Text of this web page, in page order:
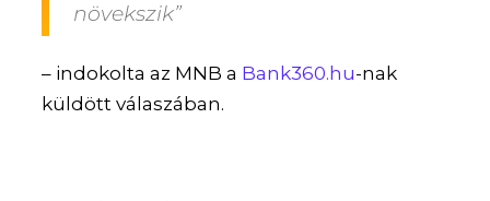
növekszik”
– indokolta az MNB a Bank360.hu-nak
küldött válaszában.